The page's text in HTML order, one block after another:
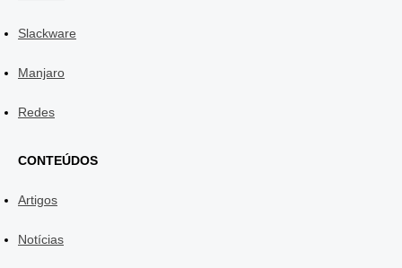
Slackware
Manjaro
Redes
CONTEÚDOS
Artigos
Notícias